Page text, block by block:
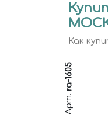
Как
Арт.
ra-1605